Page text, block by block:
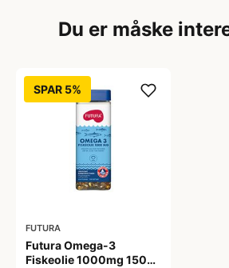
Du er måske
SPAR 5%
FUTURA
Futura Omega-3
Fiskeolie 1000mg 150